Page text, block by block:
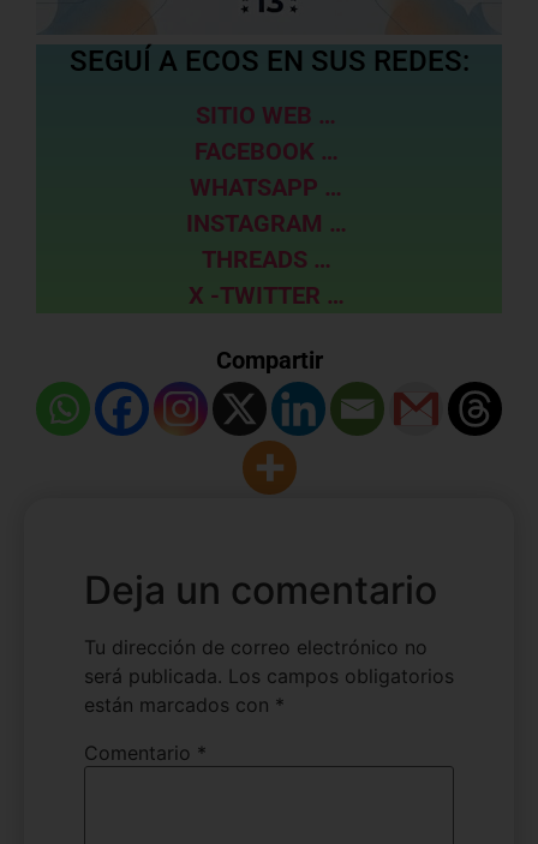
SEGUÍ A ECOS EN SUS REDES:
SITIO WEB …
FACEBOOK …
WHATSAPP …
INSTAGRAM …
THREADS …
X -TWITTER …
Compartir
Deja un comentario
Tu dirección de correo electrónico no
será publicada. Los campos obligatorios
están marcados con *
Comentario *